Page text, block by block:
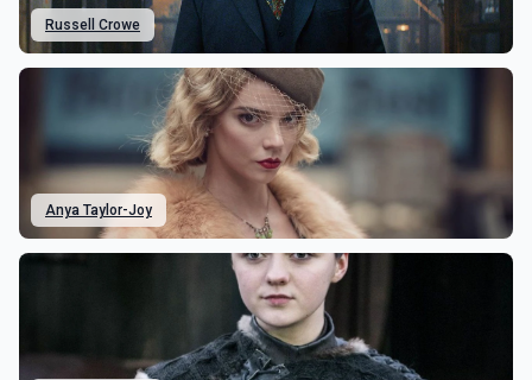
Russell Crowe
Anya Taylor-Joy